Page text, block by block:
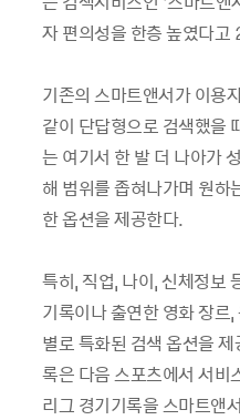
자 편의성을 한층 높였다
기존의 스마트앤서가 이용
같이 단답형으로 검색했을
는 여기서 한 발 더 나아가
해 범위를 좁혀나가며 원하
한 옵션을 제공한다.
특히, 직업, 나이, 신체정보
기록이나 출연한 영화 장르
별로 특화된 검색 옵션을
록은 다음 스포츠에서 서비
리그 경기기록을 스마트앤